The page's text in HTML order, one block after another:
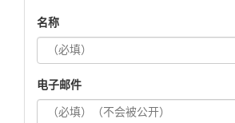
名称
电子邮件